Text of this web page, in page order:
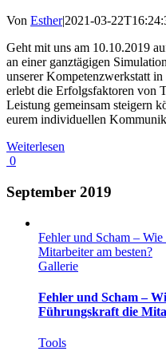
Von Esther|2021-03-
Geht mit uns am 10.10.2019
an einer ganztägigen
unserer Kompetenzwerkstatt
erlebt die Erfolgsfaktoren von
Leistung gemeinsam steigern
eurem individuellen
Weiterlesen
0
September 2019
Fehler und Scham –
Mitarbeiter am besten?
Gallerie
Fehler und Scham –
Führungskraft die
Tools